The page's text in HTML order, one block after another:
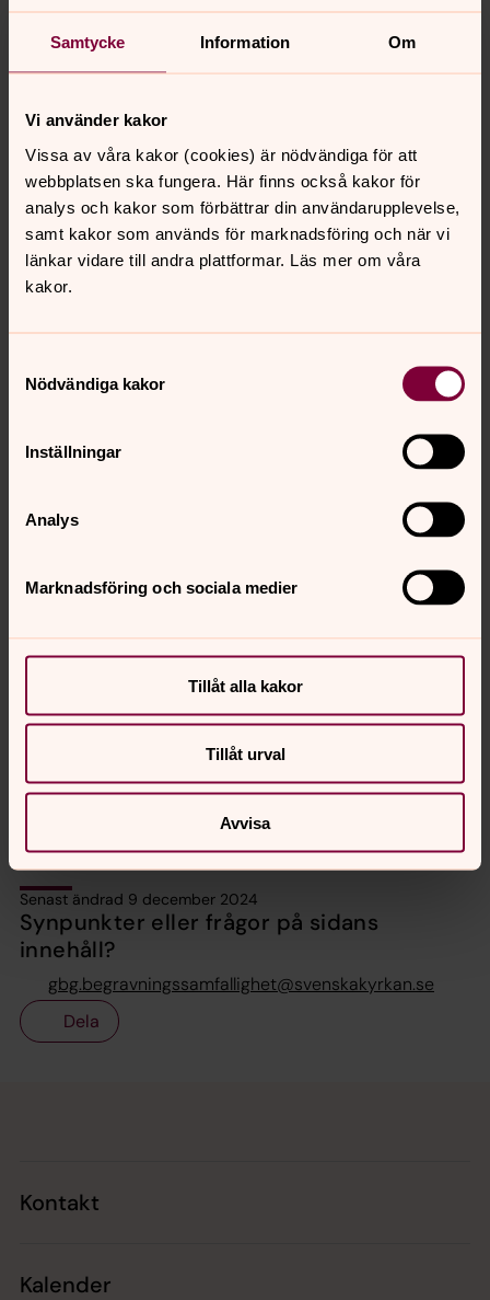
Samtycke Information Om
Vi använder kakor
Vissa av våra kakor (cookies) är nödvändiga för att
webbplatsen ska fungera. Här finns också kakor för
analys och kakor som förbättrar din användarupplevelse,
samt kakor som används för marknadsföring och när vi
länkar vidare till andra plattformar. Läs mer om våra
kakor.
Nödvändiga kakor
Inställningar
Analys
Marknadsföring och sociala medier
Tillåt alla kakor
Tillåt urval
Avvisa
Begravningsavgift och
begravningskostnader
Här finns information om vilka kostnader som ingår i
kostnader dödsboet svarar för.
När någon dör
Det är en svår situation när en anhörig går bort. Förutom
sorg, ställs man inför en rad praktiska frågor.
Vi svarar på frågor om begravningar,
gravvisning, bokning av kapell samt frågor om lagar
och förordningar.
vardagar kl. 9-12
samt
Begravningsexpeditionen finns på Kvibergs
: Kvibergs kyrkogårdsväg 4, 41522
Göteborg
: Box 1526, 401 50 Göteborg
Senast ändrad 9 december 2024
Synpunkter eller frågor på sidans
innehåll?
gbg.begravningssamfallighet@svenskakyrkan.se
Dela
Kontakt
Kalender